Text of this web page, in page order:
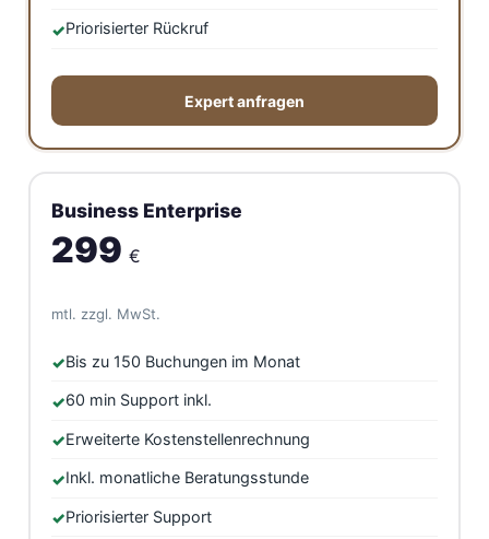
Priorisierter Rückruf
Expert anfragen
Business Enterprise
299€
mtl. zzgl. MwSt.
Bis zu 150 Buchungen im Monat
60 min Support inkl.
Erweiterte Kostenstellenrechnung
Inkl. monatliche Beratungsstunde
Priorisierter Support